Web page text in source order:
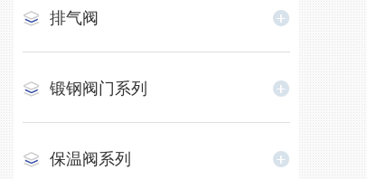
排气阀
锻钢阀门系列
保温阀系列